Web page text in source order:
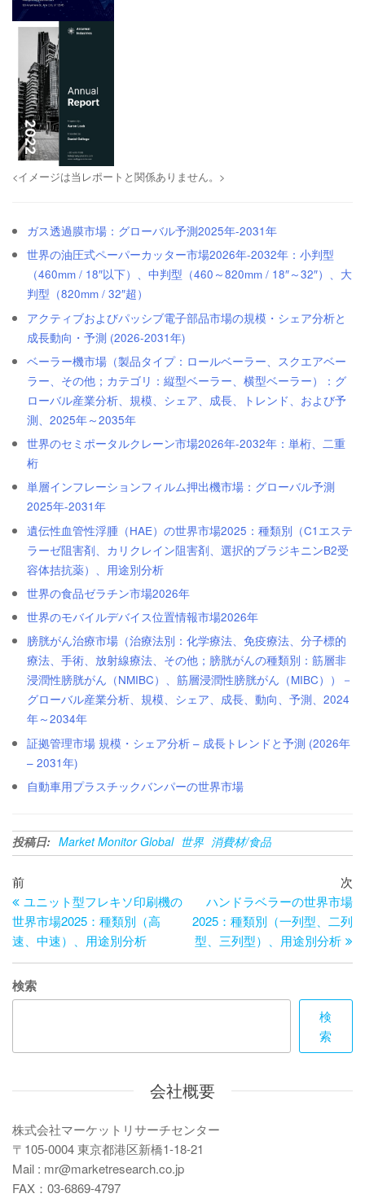
<イメージは当レポートと関係ありません。>
ガス透過膜市場：グローバル予測2025年-2031年
世界の油圧式ペーパーカッター市場2026年-2032年：小判型
（460mm / 18″以下）、中判型（460～820mm / 18″～32″）、大
判型（820mm / 32″超）
アクティブおよびパッシブ電子部品市場の規模・シェア分析と
成長動向・予測 (2026-2031年)
ベーラー機市場（製品タイプ：ロールベーラー、スクエアベー
ラー、その他；カテゴリ：縦型ベーラー、横型ベーラー）：グ
ローバル産業分析、規模、シェア、成長、トレンド、および予
測、2025年～2035年
世界のセミポータルクレーン市場2026年-2032年：単桁、二重
桁
単層インフレーションフィルム押出機市場：グローバル予測
2025年-2031年
遺伝性血管性浮腫（HAE）の世界市場2025：種類別（C1エステ
ラーゼ阻害剤、カリクレイン阻害剤、選択的ブラジキニンB2受
容体拮抗薬）、用途別分析
世界の食品ゼラチン市場2026年
世界のモバイルデバイス位置情報市場2026年
膀胱がん治療市場（治療法別：化学療法、免疫療法、分子標的
療法、手術、放射線療法、その他；膀胱がんの種類別：筋層非
浸潤性膀胱がん（NMIBC）、筋層浸潤性膀胱がん（MIBC））－
グローバル産業分析、規模、シェア、成長、動向、予測、2024
年～2034年
証拠管理市場 規模・シェア分析 – 成長トレンドと予測 (2026年
– 2031年)
自動車用プラスチックバンパーの世界市場
投稿日: Market Monitor Global 世界 消費材/食品
投
稿
ナ
ビ
ゲ
シ
ン
過
去
の
投
稿
前
ユニット型フレキソ印刷機の
世界市場2025：種類別（高
速、中速）、用途別分析
の
次
ハンドラベラーの世界市場
2025：種類別（一列型、二列
型、三列型）、用途別分析
検索
検
索
会社概要
株式会社マーケットリサーチセンター
〒105-0004 東京都港区新橋1-18-21
Mail : mr@marketresearch.co.jp
FAX：03-6869-4797